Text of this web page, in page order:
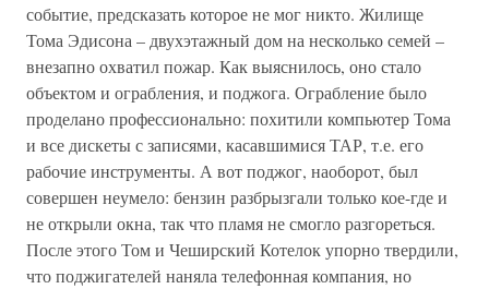
событие, предсказать которое не мог никто. Жилище
Тома Эдисона – двухэтажный дом на несколько семей –
внезапно охватил пожар. Как выяснилось, оно стало
объектом и ограбления, и поджога. Ограбление было
проделано профессионально: похитили компьютер Тома
и все дискеты с записями, касавшимися ТАР, т.е. его
рабочие инструменты. А вот поджог, наоборот, был
совершен неумело: бензин разбрызгали только кое-где и
не открыли окна, так что пламя не смогло разгореться.
После этого Том и Чеширский Котелок упорно твердили,
что поджигателей наняла телефонная компания, но